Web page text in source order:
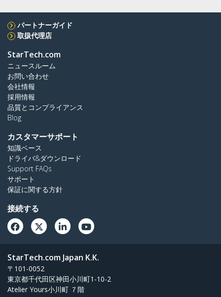
パートナーガイド
取扱代理店
StarTech.com
ニュースルーム
お問い合わせ
会社情報
採用情報
品質とコンプライアンス
Blog
カスタマーサポート
知識ベース
ドライバ&ダウンロード
Support FAQs
サポート
保証に関する方針
接続する
StarTech.com Japan K.K.
〒101-0052
東京都千代田区神田小川町1-10-2
Atelier Yours小川町 ７階